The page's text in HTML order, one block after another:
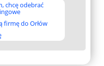
chcę odebrać
firmę do Orłów
Laureatów
Zasady
Regulamin
Prywatności